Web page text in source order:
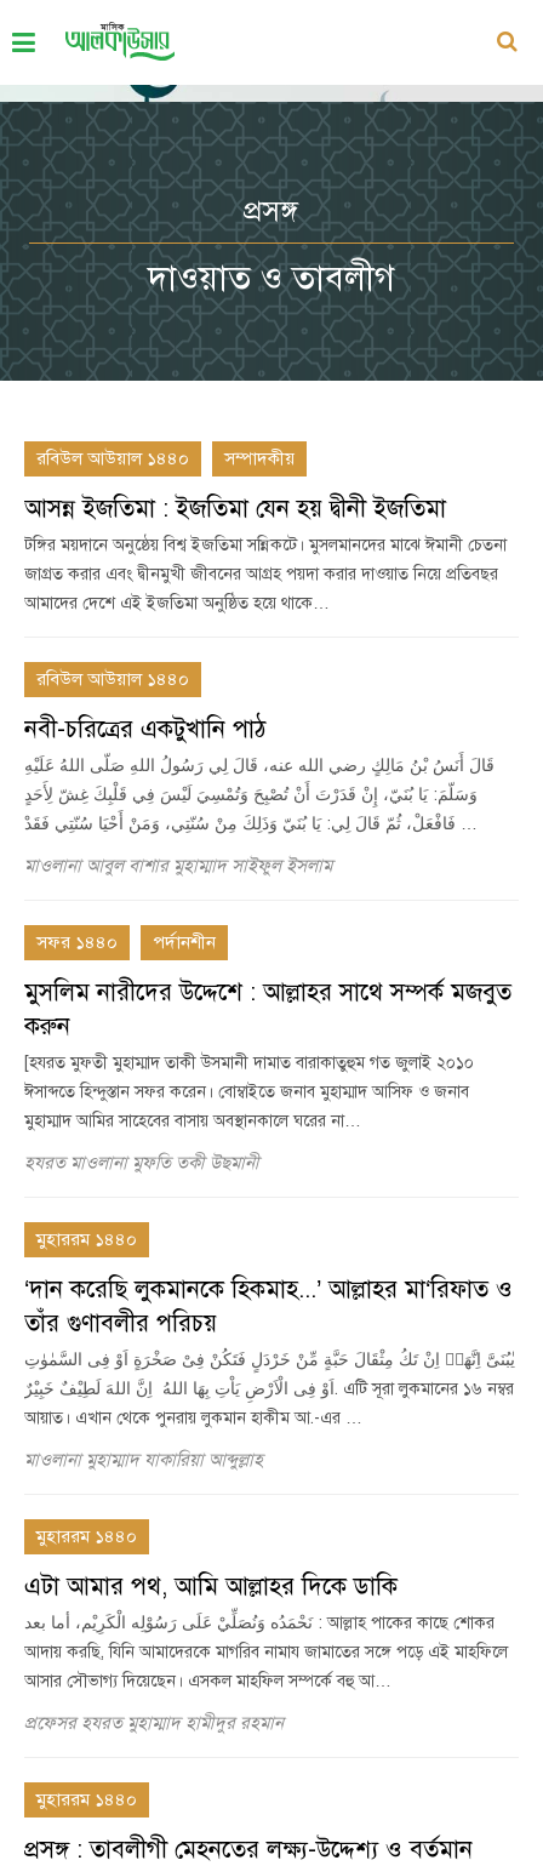
প্রসঙ্গ
দাওয়াত ও তাবলীগ
রবিউল আউয়াল ১৪৪০ সম্পাদকীয়
আসন্ন ইজতিমা : ইজতিমা যেন হয় দ্বীনী ইজতিমা
টঙ্গির ময়দানে অনুষ্ঠেয় বিশ্ব ইজতিমা সন্নিকটে। মুসলমানদের মাঝে ঈমানী চেতনা
জাগ্রত করার এবং দ্বীনমুখী জীবনের আগ্রহ পয়দা করার দাওয়াত নিয়ে প্রতিবছর
আমাদের দেশে এই ইজতিমা অনুষ্ঠিত হয়ে থাকে…
রবিউল আউয়াল ১৪৪০
নবী-চরিত্রের একটুখানি পাঠ
قَالَ أَنَسُ بْنُ مَالِكٍ رضي الله عنه، قَالَ لِي رَسُولُ اللهِ صَلّى اللهُ عَلَيْهِ
وَسَلّمَ: يَا بُنَيّ، إِنْ قَدَرْتَ أَنْ تُصْبِحَ وَتُمْسِيَ لَيْسَ فِي قَلْبِكَ غِشّ لِأَحَدٍ
فَافْعَلْ، ثُمّ قَالَ لِي: يَا بُنَيّ وَذَلِكَ مِنْ سُنّتِي، وَمَنْ أَحْيَا سُنّتِي فَقَدْ …
মাওলানা আবুল বাশার মুহাম্মাদ সাইফুল ইসলাম
সফর ১৪৪০ পর্দানশীন
মুসলিম নারীদের উদ্দেশে : আল্লাহর সাথে সম্পর্ক মজবুত
করুন
[হযরত মুফতী মুহাম্মাদ তাকী উসমানী দামাত বারাকাতুহুম গত জুলাই ২০১০
ঈসাব্দতে হিন্দুস্তান সফর করেন। বোম্বাইতে জনাব মুহাম্মাদ আসিফ ও জনাব
মুহাম্মাদ আমির সাহেবের বাসায় অবস্থানকালে ঘরের না…
হযরত মাওলানা মুফতি তকী উছমানী
মুহাররম ১৪৪০
‘দান করেছি লুকমানকে হিকমাহ...’ আল্লাহর মা‘রিফাত ও
তাঁর গুণাবলীর পরিচয়
یٰبُنَیَّ اِنَّهَاۤ اِنْ تَكُ مِثْقَالَ حَبَّةٍ مِّنْ خَرْدَلٍ فَتَكُنْ فِیْ صَخْرَةٍ اَوْ فِی السَّمٰوٰتِ
اَوْ فِی الْاَرْضِ یَاْتِ بِهَا اللهُ اِنَّ اللهَ لَطِیْفٌ خَبِیْرٌ. এটি সূরা লুকমানের ১৬ নম্বর
আয়াত। এখান থেকে পুনরায় লুকমান হাকীম আ.-এর …
মাওলানা মুহাম্মাদ যাকারিয়া আব্দুল্লাহ
মুহাররম ১৪৪০
এটা আমার পথ, আমি আল্লাহর দিকে ডাকি
نَحْمَدُه وَنُصَلِّيْ عَلَى رَسُوْلِه الْكَرِيْم، أما بعد : আল্লাহ পাকের কাছে শোকর
আদায় করছি, যিনি আমাদেরকে মাগরিব নামায জামাতের সঙ্গে পড়ে এই মাহফিলে
আসার সৌভাগ্য দিয়েছেন। এসকল মাহফিল সম্পর্কে বহু আ…
প্রফেসর হযরত মুহাম্মাদ হামীদুর রহমান
মুহাররম ১৪৪০
প্রসঙ্গ : তাবলীগী মেহনতের লক্ষ্য-উদ্দেশ্য ও বর্তমান